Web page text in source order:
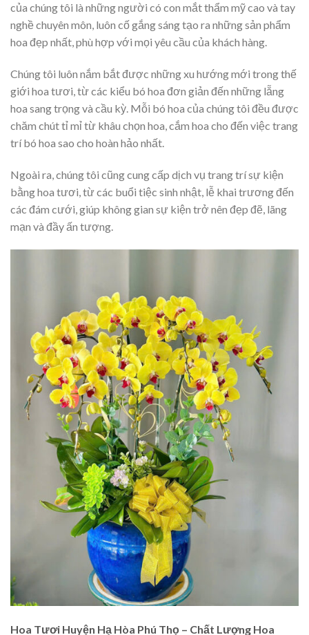
của chúng tôi là những người có con mắt thẩm mỹ cao và tay
nghề chuyên môn, luôn cố gắng sáng tạo ra những sản phẩm
hoa đẹp nhất, phù hợp với mọi yêu cầu của khách hàng.
Chúng tôi luôn nắm bắt được những xu hướng mới trong thế
giới hoa tươi, từ các kiểu bó hoa đơn giản đến những lẵng
hoa sang trọng và cầu kỳ. Mỗi bó hoa của chúng tôi đều được
chăm chút tỉ mỉ từ khâu chọn hoa, cắm hoa cho đến việc trang
trí bó hoa sao cho hoàn hảo nhất.
Ngoài ra, chúng tôi cũng cung cấp dịch vụ trang trí sự kiện
bằng hoa tươi, từ các buổi tiệc sinh nhật, lễ khai trương đến
các đám cưới, giúp không gian sự kiện trở nên đẹp đẽ, lãng
mạn và đầy ấn tượng.
Hoa Tươi Huyện Hạ Hòa Phú Thọ – Chất Lượng Hoa